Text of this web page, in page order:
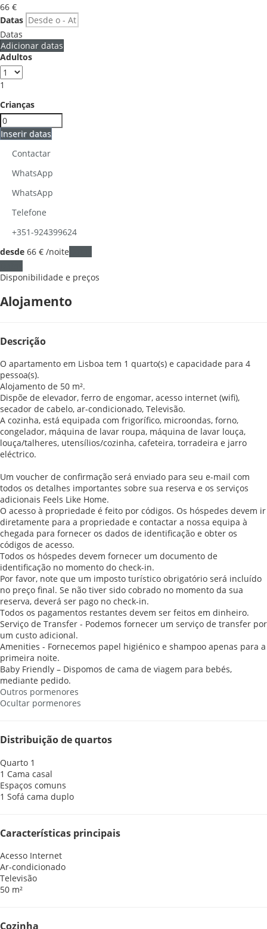
66 €
Datas
Datas
Adicionar datas
Adultos
1
Crianças
Inserir datas
Contactar
WhatsApp
WhatsApp
Telefone
+351-924399624
desde 66 € /noite
Disponibilidade e preços
Alojamento
Descrição
O apartamento em Lisboa tem 1 quarto(s) e capacidade para 4
pessoa(s).
Alojamento de 50 m².
Dispõe de elevador, ferro de engomar, acesso internet (wifi),
secador de cabelo, ar-condicionado, Televisão.
A cozinha, está equipada com frigorífico, microondas, forno,
congelador, máquina de lavar roupa, máquina de lavar louça,
louça/talheres, utensílios/cozinha, cafeteira, torradeira e jarro
eléctrico.
Um voucher de confirmação será enviado para seu e-mail com
todos os detalhes importantes sobre sua reserva e os serviços
adicionais Feels Like Home.
O acesso à propriedade é feito por códigos. Os hóspedes devem ir
diretamente para a propriedade e contactar a nossa equipa à
chegada para fornecer os dados de identificação e obter os
códigos de acesso.
Todos os hóspedes devem fornecer um documento de
identificação no momento do check-in.
Por favor, note que um imposto turístico obrigatório será incluído
no preço final. Se não tiver sido cobrado no momento da sua
reserva, deverá ser pago no check-in.
Todos os pagamentos restantes devem ser feitos em dinheiro.
Serviço de Transfer - Podemos fornecer um serviço de transfer por
um custo adicional.
Amenities - Fornecemos papel higiénico e shampoo apenas para a
primeira noite.
Baby Friendly – Dispomos de cama de viagem para bebés,
mediante pedido.
Outros pormenores
Ocultar pormenores
Distribuição de quartos
Quarto 1
1 Cama casal
Espaços comuns
1 Sofá cama duplo
Características principais
Acesso Internet
Ar-condicionado
Televisão
50 m²
Cozinha